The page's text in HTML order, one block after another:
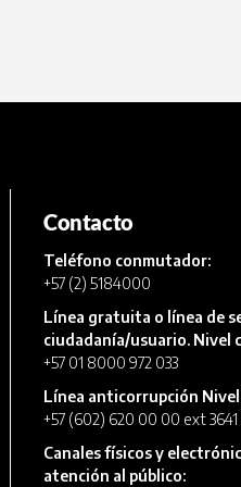
Contacto
Teléfono conmutador:
+57 (2) 5184000
Línea gratuita o línea de
ciudadanía/usuario. Nivel
+57 01 8000 972 033
Línea anticorrupción
+57 (602) 620 00 00 ext 3641
Canales físicos y
atención al público: